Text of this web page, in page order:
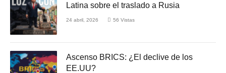
Latina sobre el traslado a Rusia
24 abril, 2026 56 Vistas
Ascenso BRICS: ¿El declive de los
EE.UU?